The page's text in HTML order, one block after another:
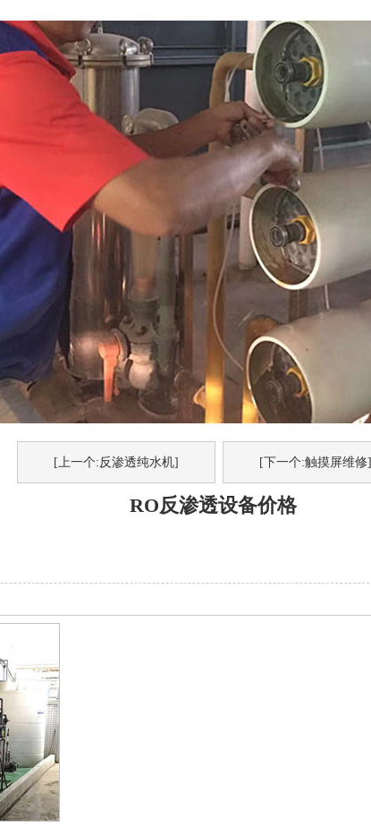
[上一个:反渗透纯水机] [下一个:触摸屏维修]
RO反渗透设备价格